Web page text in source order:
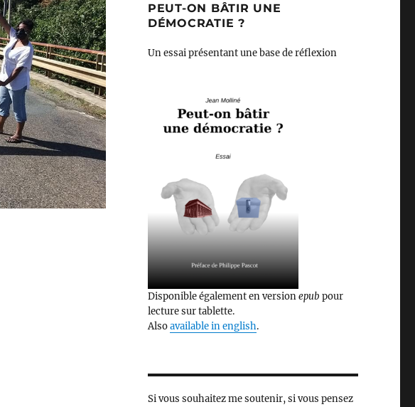
PEUT-ON BÂTIR UNE
DÉMOCRATIE ?
Un essai présentant une base de réflexion
Disponible également en versionepub pour
lecture sur tablette.
Alsoavailable in english.
Si vous souhaitez me soutenir, si vous pensez